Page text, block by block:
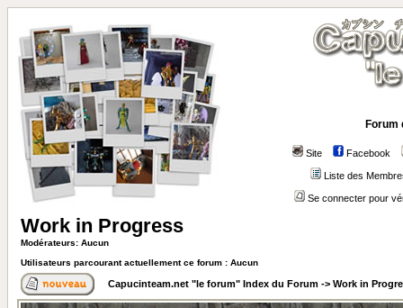
Forum
Site Facebook
Liste des
Se connecter pour
Work in Progress
Modérateurs: Aucun
Utilisateurs parcourant actuellement ce forum : Aucun
Capucinteam.net "le forum" Index du Forum -> Work in